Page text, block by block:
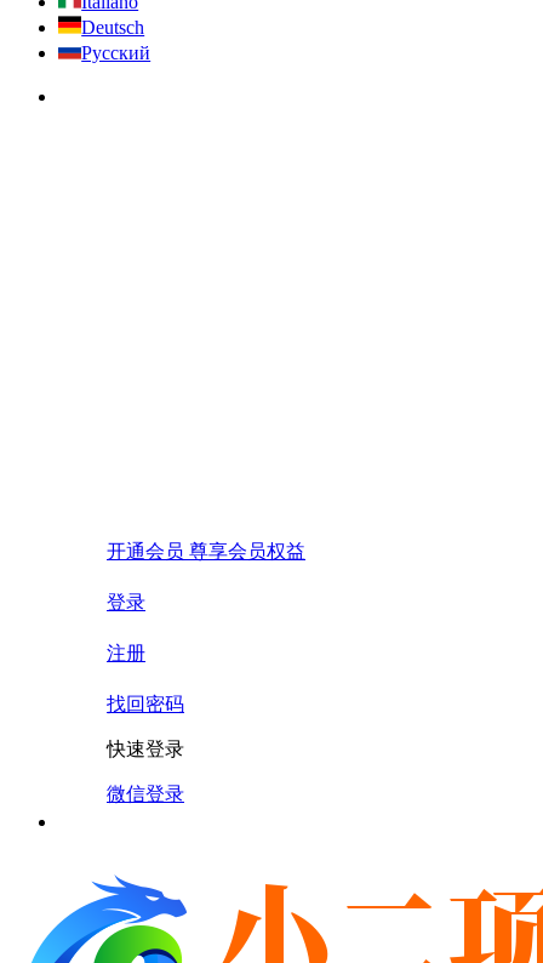
Deutsch
Русский
开通会员 尊享会员权益
登录
注册
找回密码
快速登录
微信登录